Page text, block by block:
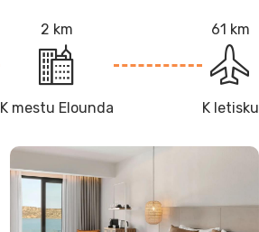
2 km
K mestu Elounda
61 km
K letisku